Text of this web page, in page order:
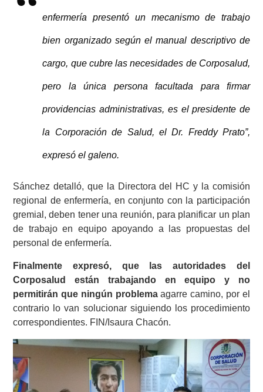
enfermería presentó un mecanismo de trabajo
bien organizado según el manual descriptivo de
cargo, que cubre las necesidades de Corposalud,
pero la única persona facultada para firmar
providencias administrativas, es el presidente de
la Corporación de Salud, el Dr. Freddy Prato”,
expresó el galeno.
Sánchez detalló, que la Directora del HC y la comisión
regional de enfermería, en conjunto con la participación
gremial, deben tener una reunión, para planificar un plan
de trabajo en equipo apoyando a las propuestas del
personal de enfermería.
Finalmente expresó, que las autoridades del
Corposalud están trabajando en equipo y no
permitirán que ningún problemaagarre camino, por el
contrario lo van solucionar siguiendo los procedimiento
correspondientes. FIN/Isaura Chacón.